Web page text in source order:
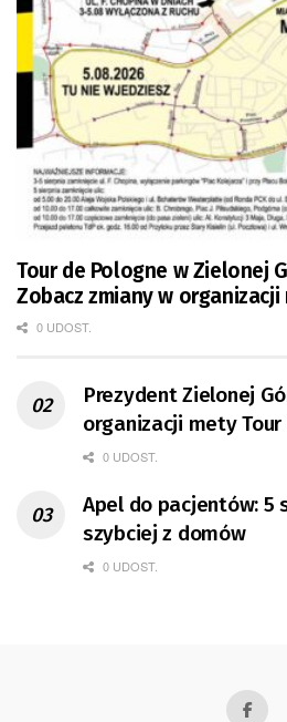
Tour de Pologne w Zielonej
Zobacz zmiany w organizacji
0 UDOST.
Prezydent Zielonej
organizacji mety Tour
0 UDOST.
Apel do pacjentów: 5
szybciej z domów
0 UDOST.